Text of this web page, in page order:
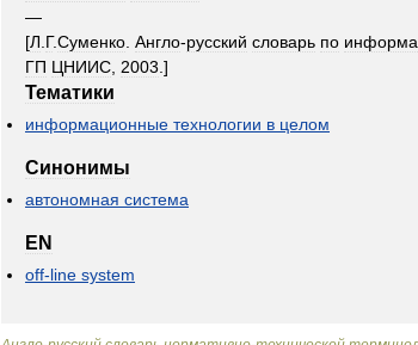
—
[Л Г.Суменко Англо-русский словарь по
ГП ЦНИИС 2003 .]
Тематики
информационные технологии в целом
Синонимы
автономная система
EN
off-line system